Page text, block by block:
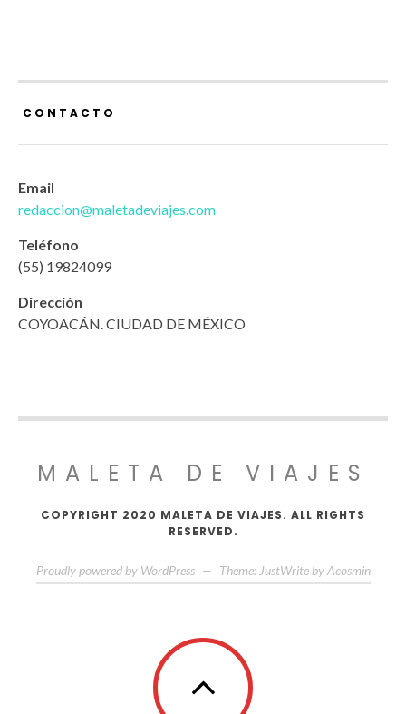
CONTACTO
Email
redaccion@maletadeviajes.com
Teléfono
(55) 19824099
Dirección
COYOACÁN. CIUDAD DE MÉXICO
MALETA DE VIAJES
COPYRIGHT 2020 MALETA DE VIAJES. ALL RIGHTS
RESERVED.
Proudly powered by WordPress — Theme: JustWrite by Acosmin